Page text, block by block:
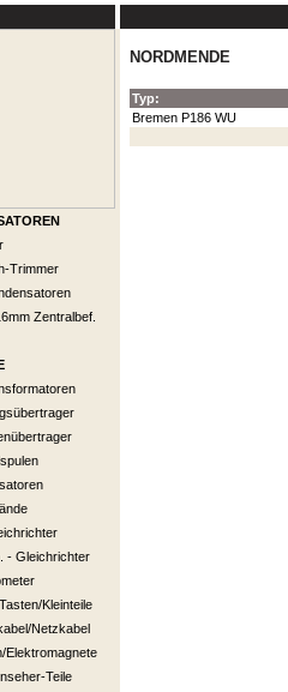
Trimmer
Zentralbef.
- Gleichrichter
Kleinteile
Netzkabel
Elektromagnete
Teile
NORDMENDE
Typ:
Bremen P186 WU